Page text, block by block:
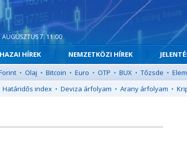
7. 11:00
HAZAI HÍREK NEMZETKÖZI HÍREK
• Olaj • Bitcoin • Euro • OTP • BUX • Tőzsde •
Határidős index • Deviza árfolyam • Arany árfolyam •